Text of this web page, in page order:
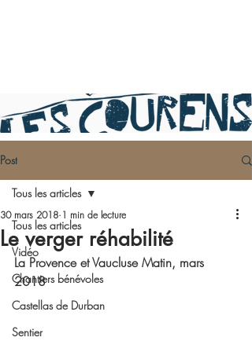
Post
Tous les articles
Vidéo
Chantiers bénévoles
Castellas de Durban
Sentier
Tous les articles
Le verger réhabilité
30 mars 2018 1 min de lecture
La Provence et Vaucluse Matin, mars
2018